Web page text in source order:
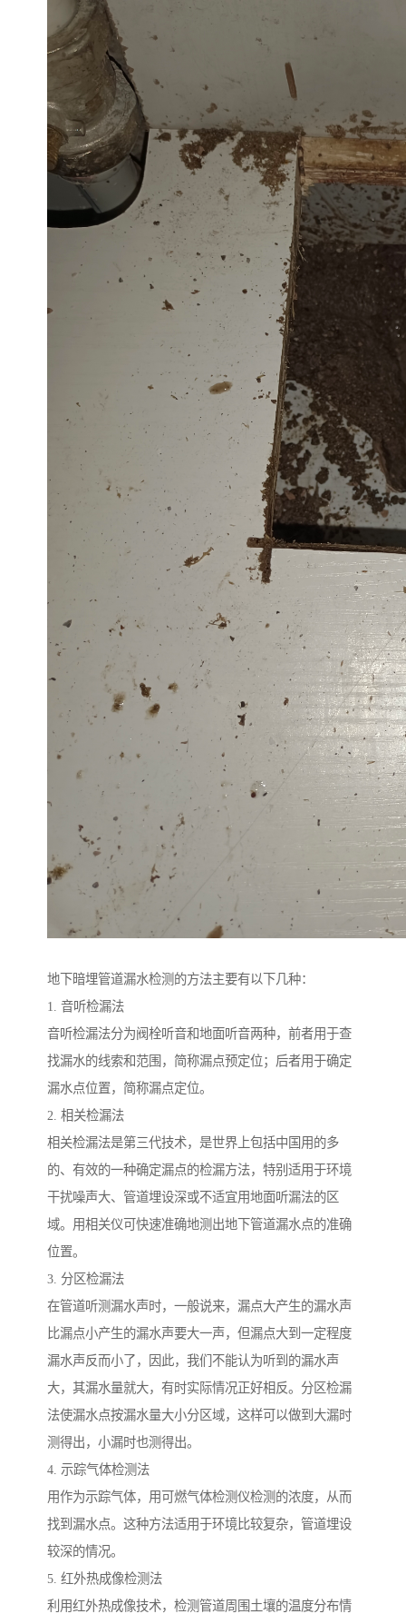
地下暗埋管道漏水检测的方法主要有以下几种：
1. 音听检漏法
音听检漏法分为阀栓听音和地面听音两种，前者用于查
找漏水的线索和范围，简称漏点预定位；后者用于确定
漏水点位置，简称漏点定位。
2. 相关检漏法
相关检漏法是第三代技术，是世界上包括中国用的多
的、有效的一种确定漏点的检漏方法，特别适用于环境
干扰噪声大、管道埋设深或不适宜用地面听漏法的区
域。用相关仪可快速准确地测出地下管道漏水点的准确
位置。
3. 分区检漏法
在管道听测漏水声时，一般说来，漏点大产生的漏水声
比漏点小产生的漏水声要大一声，但漏点大到一定程度
漏水声反而小了，因此，我们不能认为听到的漏水声
大，其漏水量就大，有时实际情况正好相反。分区检漏
法使漏水点按漏水量大小分区域，这样可以做到大漏时
测得出，小漏时也测得出。
4. 示踪气体检测法
用作为示踪气体，用可燃气体检测仪检测的浓度，从而
找到漏水点。这种方法适用于环境比较复杂，管道埋设
较深的情况。
5. 红外热成像检测法
利用红外热成像技术，检测管道周围土壤的温度分布情